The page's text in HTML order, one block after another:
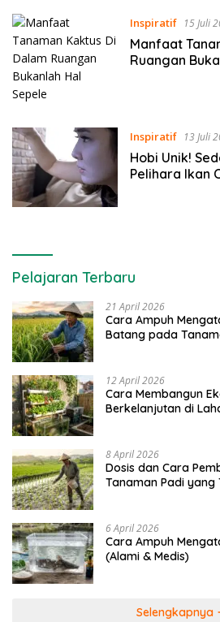
Inspiratif 15 Juli
Manfaat
Ruangan
Inspiratif 13 Juli
Hobi Unik!
Pelihara Ikan
Pelajaran Terbaru
21 April 2026
Cara Ampuh
Batang pada
12 April 2026
Cara Membangun
Berkelanjutan di
8 April 2026
Dosis dan Cara
Tanaman Padi yang
6 April 2026
Cara Ampuh
(Alami & Medis)
Selengkapnya